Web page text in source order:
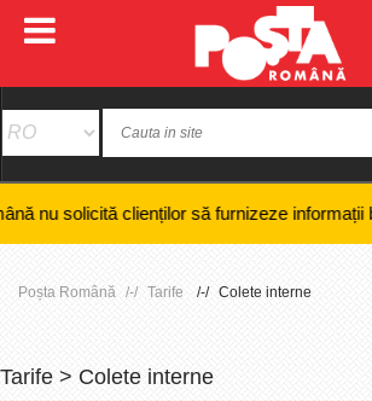
clienților să furnizeze informații bancare
Poșta Română Tarife Colete interne
Tarife > Colete interne